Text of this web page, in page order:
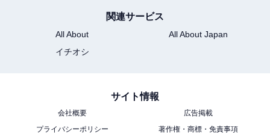
関連サービス
All About
All About Japan
イチオシ
サイト情報
会社概要
広告掲載
プライバシーポリシー
著作権・商標・免責事項